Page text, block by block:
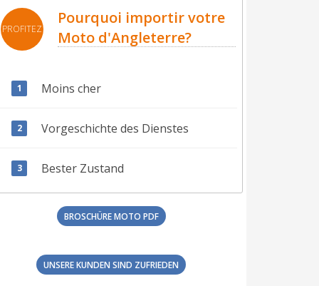
PROFITEZ
Pourquoi importir votre
Moto d'Angleterre?
Moins cher
Vorgeschichte des Dienstes
Bester Zustand
BROSCHÜRE MOTO PDF
UNSERE KUNDEN SIND ZUFRIEDEN